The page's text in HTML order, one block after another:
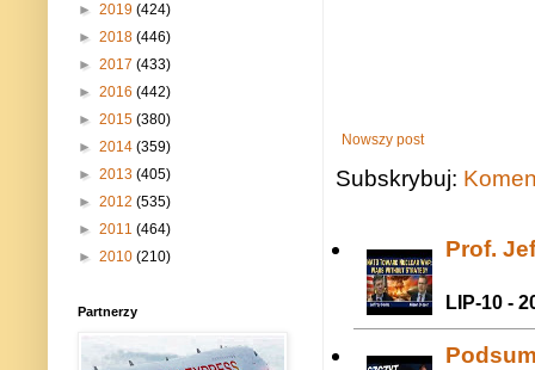
Nowszy post
Subskrybuj:
Prof.
LIP-10 -
► 2019 (424)
► 2018 (446)
► 2017 (433)
► 2016 (442)
► 2015 (380)
► 2014 (359)
► 2013 (405)
► 2012 (535)
► 2011 (464)
► 2010 (210)
Partnerzy